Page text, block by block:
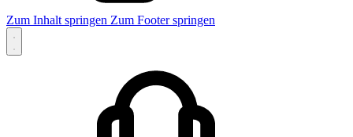
Zum Inhalt springen Zum Footer springen